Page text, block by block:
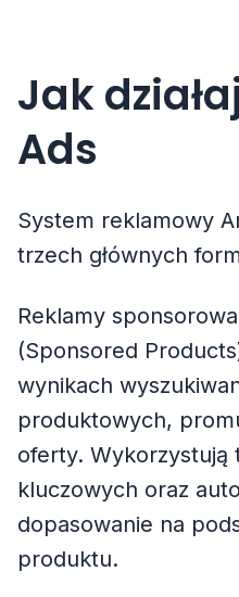
Jak
Ads
System reklamowy
trzech głównych
Reklamy
(Sponsored
wynikach
produktowych,
oferty. Wykorzystują
kluczowych oraz
dopasowanie na
produktu.